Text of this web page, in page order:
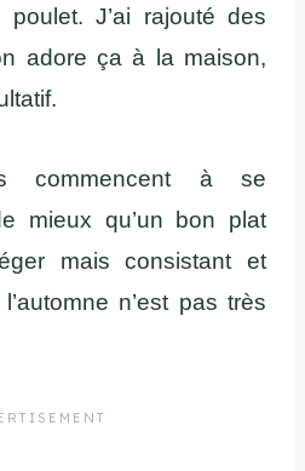
J’ai rajouté des
adore ça à la maison,
commencent à se
mieux qu’un bon plat
mais consistant et
n’est pas très